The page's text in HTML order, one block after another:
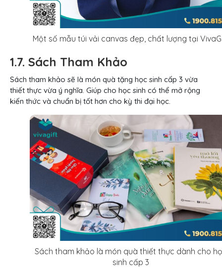
Một số mẫu túi vải canvas đẹp, chất lượng tại
1.7. Sách Tham Khảo
Sách tham khảo sẽ là món quà tặng học sinh cấp 3 vừa
thiết thực vừa ý nghĩa. Giúp cho học sinh có thể mở rộng
kiến thức và chuẩn bị tốt hơn cho kỳ thi đại học.
Sách tham khảo là món quà thiết thực dành cho
sinh cấp 3